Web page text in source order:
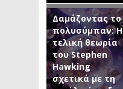
Δαμάζοντας το
πολυσύμπαν: Η
τελική θεωρία
του Stephen
Hawking
σχετικά με τη